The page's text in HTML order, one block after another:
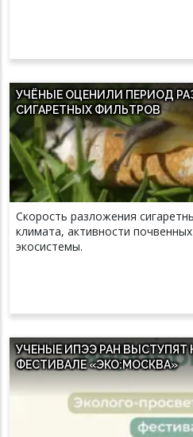
УЧЁНЫЕ ОЦЕНИЛИ ПЕРИОД
СИГАРЕТНЫХ ФИЛЬТРОВ
Скорость разложения
климата, активности
экосистемы.
УЧЕНЫЕ ИПЭЭ РАН ВЫСТУПЯТ
ФЕСТИВАЛЕ «ЭКО:МОСКВА»